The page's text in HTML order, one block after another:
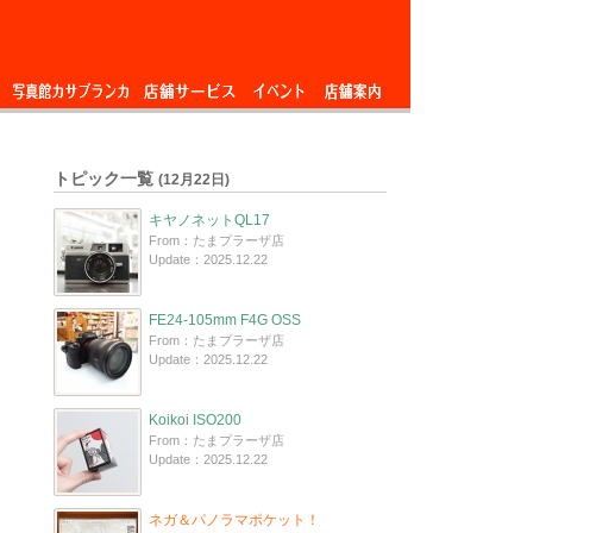
写真館カサブランカ 店舗サービス イベント 店舗案内
トピック一覧 (12月22日)
キヤノネットQL17
From：たまプラーザ店
Update：2025.12.22
FE24-105mm F4G OSS
From：たまプラーザ店
Update：2025.12.22
Koikoi ISO200
From：たまプラーザ店
Update：2025.12.22
ネガ＆パノラマポケット！